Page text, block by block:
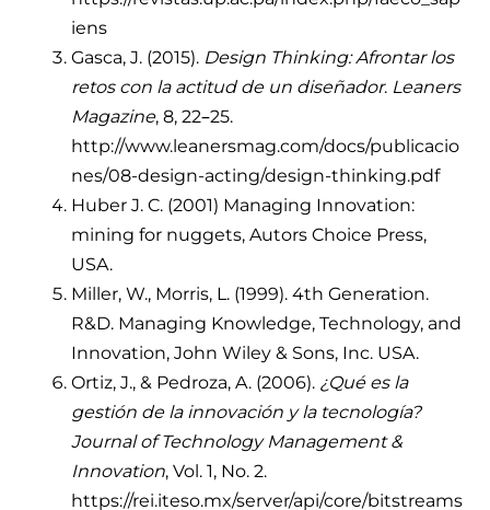
iens
Gasca, J. (2015). Design Thinking: Afrontar los
retos con la actitud de un diseñador. Leaners
Magazine, 8, 22–25.
http://www.leanersmag.com/docs/publicacio
nes/08-design-acting/design-thinking.pdf
Huber J. C. (2001) Managing Innovation:
mining for nuggets, Autors Choice Press,
USA.
Miller, W., Morris, L. (1999). 4th Generation.
R&D. Managing Knowledge, Technology, and
Innovation, John Wiley & Sons, Inc. USA.
Ortiz, J., & Pedroza, A. (2006). ¿Qué es la
gestión de la innovación y la tecnología?
Journal of Technology Management &
Innovation, Vol. 1, No. 2.
https://rei.iteso.mx/server/api/core/bitstreams